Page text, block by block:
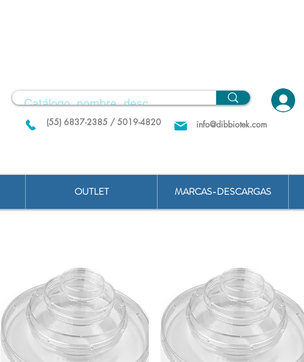
(55) 6837-2385 / 5019-4820 info@dibbiotek.com
OUTLET MARCAS-DESCARGAS